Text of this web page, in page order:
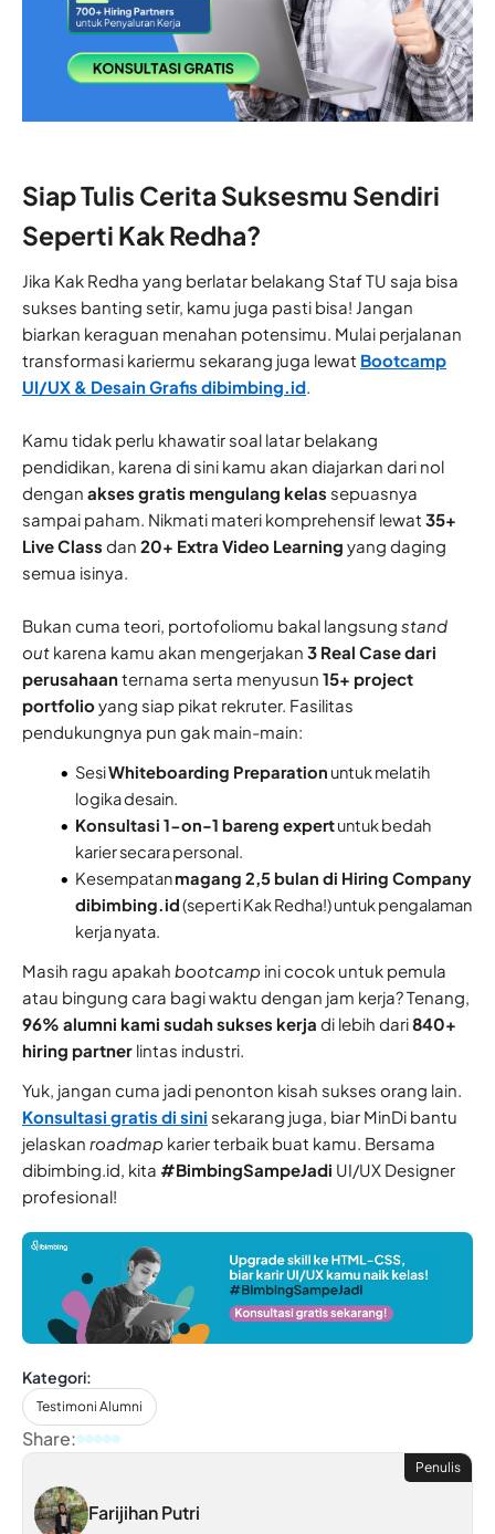
Siap Tulis Cerita Suksesmu Sendiri
Seperti Kak Redha?
Jika Kak Redha yang berlatar belakang Staf TU saja bisa
sukses banting setir, kamu juga pasti bisa! Jangan
biarkan keraguan menahan potensimu. Mulai perjalanan
transformasi kariermu sekarang juga lewat Bootcamp
UI/UX & Desain Grafis dibimbing.id
Kamu tidak perlu khawatir soal latar belakang
pendidikan, karena di sini kamu akan diajarkan dari nol
dengan akses gratis mengulang kelas sepuasnya
sampai paham. Nikmati materi komprehensif lewat 35+
Live Class dan 20+ Extra Video Learning yang daging
semua isinya.
Bukan cuma teori, portofoliomu bakal langsung stand
out karena kamu akan mengerjakan 3 Real Case dari
perusahaanternama serta menyusun 15+ project
portfolioyang siap pikat rekruter. Fasilitas
pendukungnya pun gak main-main:
SesiWhiteboarding Preparation untuk melatih
logika desain.
Konsultasi 1-on-1 bareng expertuntuk bedah
karier secara personal.
Kesempatanmagang 2,5 bulan di Hiring Company
dibimbing.id(seperti Kak Redha!) untuk pengalaman
kerja nyata.
Masih ragu apakah bootcamp ini cocok untuk pemula
atau bingung cara bagi waktu dengan jam kerja? Tenang,
96% alumni kami sudah sukses kerja di lebih dari840+
hiring partner lintas industri.
Yuk, jangan cuma jadi penonton kisah sukses orang lain.
Konsultasi gratis di sini sekarang juga, biar MinDi bantu
jelaskan roadmap karier terbaik buat kamu. Bersama
dibimbing.id, kita #BimbingSampeJadi UI/UX Designer
profesional!
Kategori:
Testimoni Alumni
Share:
Penulis
Farijihan Putri